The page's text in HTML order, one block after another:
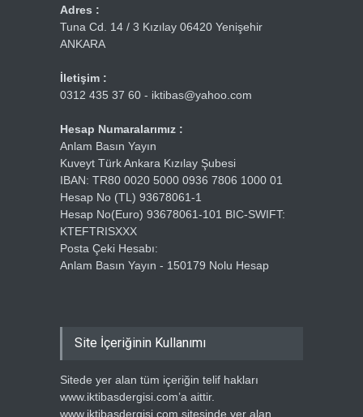
Adres :
Tuna Cd. 14 / 3 Kızılay 06420 Yenişehir
ANKARA
İletişim :
0312 435 37 60 - iktibas@yahoo.com
Hesap Numaralarımız :
Anlam Basın Yayın
Kuveyt Türk Ankara Kızılay Şubesi
IBAN: TR80 0020 5000 0936 7806 1000 01
Hesap No (TL) 93678061-1
Hesap No(Euro) 93678061-101 BIC-SWIFT:
KTEFTRISXXX
Posta Çeki Hesabı:
Anlam Basın Yayın - 150179 Nolu Hesap
Site İçeriğinin Kullanımı
Sitede yer alan tüm içeriğin telif hakları
www.iktibasdergisi.com’a aittir.
www.iktibasdergisi.com sitesinde yer alan